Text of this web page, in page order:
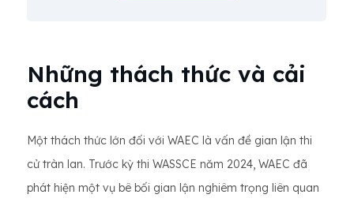
Những thách thức và cải
cách
Một thách thức lớn đối với WAEC là vấn đề gian lận thi
cử tràn lan. Trước kỳ thi WASSCE năm 2024, WAEC đã
phát hiện một vụ bê bối gian lận nghiêm trọng liên quan